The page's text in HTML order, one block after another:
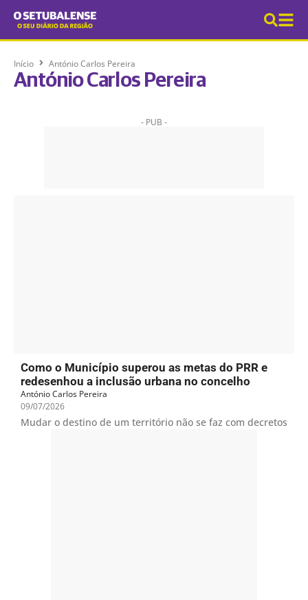
Início António Carlos Pereira
António Carlos Pereira
- PUB -
Como o Município superou as metas do PRR e
redesenhou a inclusão urbana no concelho
António Carlos Pereira
09/07/2026
Mudar o destino de um território não se faz com decretos